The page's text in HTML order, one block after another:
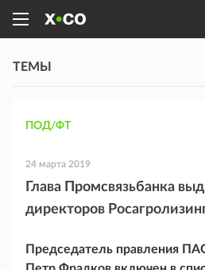
ТЕМЫ
ПОД/ФТ
24 марта 2019
Глава Промсвязьбанка
директоров
Председатель правления